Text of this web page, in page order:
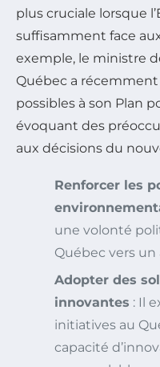
plus cruciale lorsque
suffisamment face
exemple, le ministre
Québec a
possibles à son Plan
évoquant des
aux décisions du
Renforcer les
une volonté
Québec vers un
Adopter des
innovantes : Il
initiatives au
capacité